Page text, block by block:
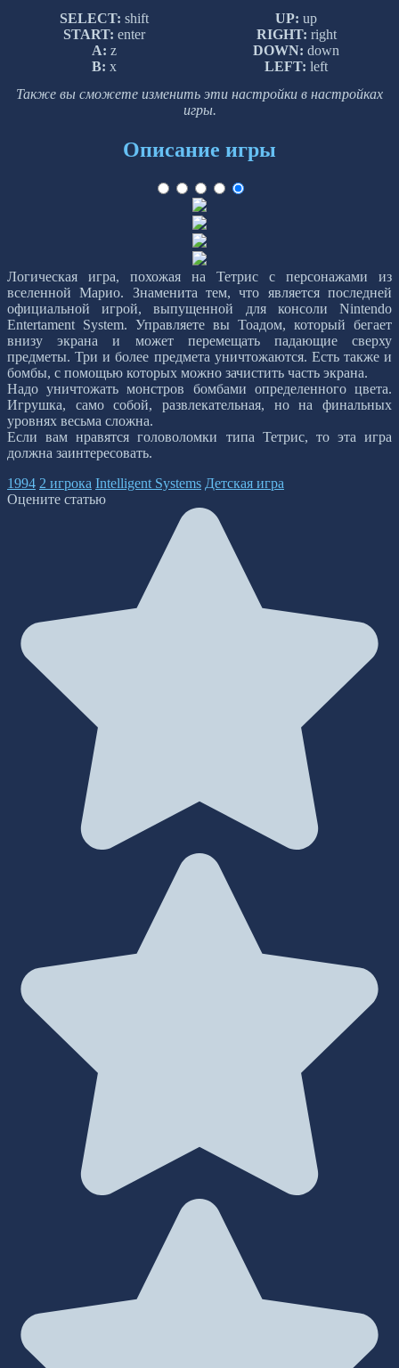
SELECT: shift
START: enter
A: z
B: x
UP: up
RIGHT: right
DOWN: down
LEFT: left
Также вы сможете изменить эти настройки в настройках
игры.
Описание игры
Логическая игра, похожая на Тетрис с персонажами из
вселенной Марио. Знаменита тем, что является последней
официальной игрой, выпущенной для консоли Nintendo
Entertament System. Управляете вы Тоадом, который бегает
внизу экрана и может перемещать падающие сверху
предметы. Три и более предмета уничтожаются. Есть также и
бомбы, с помощью которых можно зачистить часть экрана.
Надо уничтожать монстров бомбами определенного цвета.
Игрушка, само собой, развлекательная, но на финальных
уровнях весьма сложна.
Если вам нравятся головоломки типа Тетрис, то эта игра
должна заинтересовать.
1994 2 игрока Intelligent Systems Детская игра
Оцените статью